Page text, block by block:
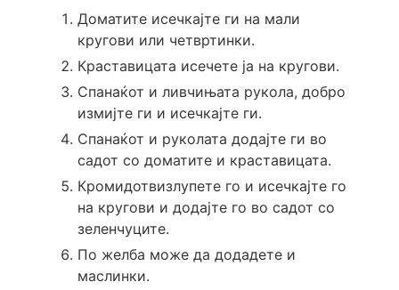
Доматите исечкајте ги на мали
кругови или четвртинки.
Краставицата исечете ја на кругови.
Спанаќот и ливчињата рукола, добро
измијте ги и исечкајте ги.
Спанаќот и руколата додајте ги во
садот со доматите и краставицата.
Кромидотвизлупете го и исечкајте го
на кругови и додајте го во садот со
зеленчуците.
По желба може да додадете и
маслинки.